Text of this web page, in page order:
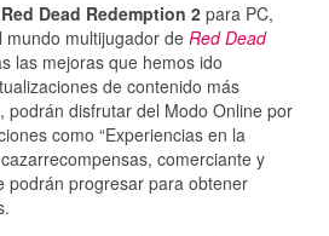
Red Dead Redemption 2 para PC,
multijugador de Red Dead
las mejoras que hemos ido
de contenido más
podrán disfrutar del Modo Online por
como “Experiencias en la
comerciante y
podrán progresar para obtener